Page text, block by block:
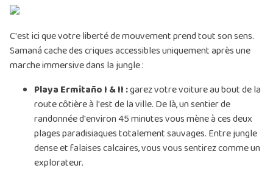
C'est ici que votre liberté de mouvement prend tout son sens.
Samaná cache des criques accessibles uniquement après une
marche immersive dans la jungle :
Playa Ermitaño I & II :garez votre voiture au bout de la
route côtière à l'est de la ville. De là, un sentier de
randonnée d'environ 45 minutes vous mène à ces deux
plages paradisiaques totalement sauvages. Entre jungle
dense et falaises calcaires, vous vous sentirez comme un
explorateur.